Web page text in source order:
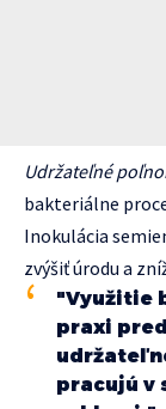
Udržateľné
bakteriálne
Inokulácia
zvýšiť úrodu a
"Využitie
praxi
pracujú v